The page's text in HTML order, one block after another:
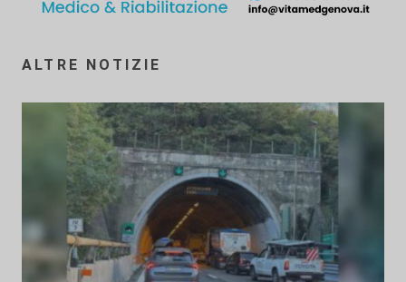
ALTRE NOTIZIE